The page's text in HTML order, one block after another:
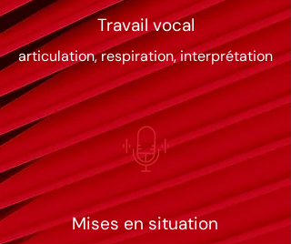
Travail vocal
articulation, respiration, interprétation
Mises en situation